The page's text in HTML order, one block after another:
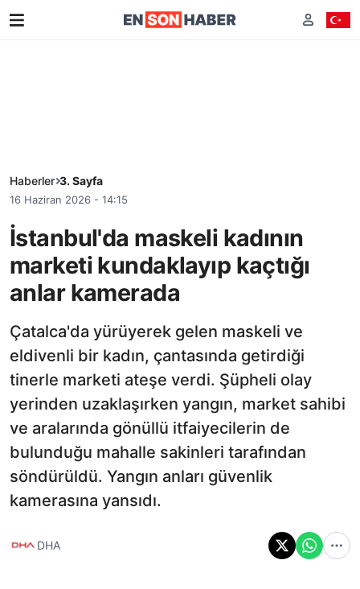
Haberler 3. Sayfa
16 Haziran 2026 - 14:15
İstanbul'da maskeli kadının
marketi kundaklayıp kaçtığı
anlar kamerada
Çatalca'da yürüyerek gelen maskeli ve
eldivenli bir kadın, çantasında getirdiği
tinerle marketi ateşe verdi. Şüpheli olay
yerinden uzaklaşırken yangın, market sahibi
ve aralarında gönüllü itfaiyecilerin de
bulunduğu mahalle sakinleri tarafından
söndürüldü. Yangın anları güvenlik
kamerasına yansıdı.
DHA